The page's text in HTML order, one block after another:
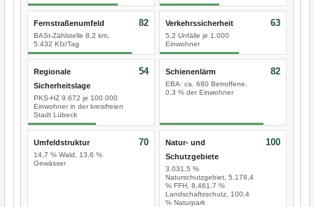
Fernstraßenumfeld
BASt-Zählstelle 8,2 km,
5.432 Kfz/Tag
82 Verkehrssicherheit
5,2 Unfälle je 1.000
Einwohner
63
Regionale
Sicherheitslage
PKS-HZ 9.672 je 100.000
Einwohner in der kreisfreien
Stadt Lübeck
54 Schienenlärm
EBA: ca. 680 Betroffene,
0,3 % der Einwohner
82
Umfeldstruktur
14,7 % Wald, 13,6 %
Gewässer
70
Natur- und
Schutzgebiete
3.031,5 %
Naturschutzgebiet, 5.178,4
% FFH, 8.461,7 %
Landschaftsschutz, 100,4
% Naturpark
100